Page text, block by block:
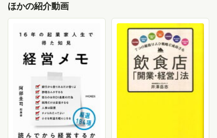
ほかの紹介動画